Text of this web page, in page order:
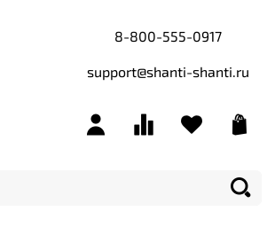
8-800-555-0917
support@shanti-shanti.ru